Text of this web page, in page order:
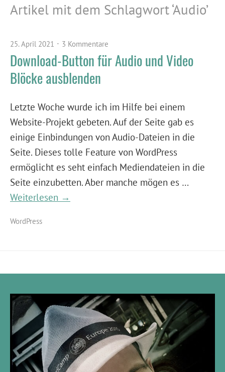
Artikel mit dem Schlagwort ‘Audio’
25. April 2021 3 Kommentare
Download-Button für Audio und Video
Blöcke ausblenden
Letzte Woche wurde ich im Hilfe bei einem
Website-Projekt gebeten. Auf der Seite gab es
einige Einbindungen von Audio-Dateien in die
Seite. Dieses tolle Feature von WordPress
ermöglicht es seht einfach Mediendateien in die
Seite einzubetten. Aber manche mögen es …
Weiterlesen →
WordPress